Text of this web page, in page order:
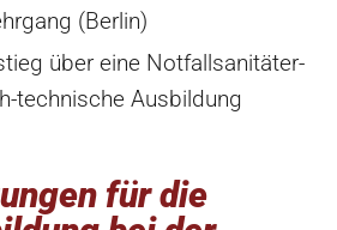
(Berlin)
über eine Notfallsanitäter-
technische Ausbildung
für die